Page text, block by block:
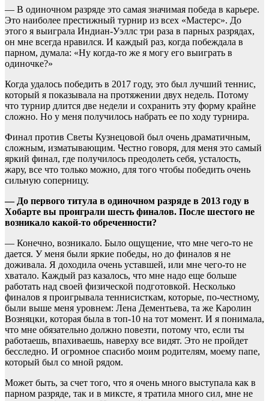
— В одиночном разряде это самая значимая победа в карьере.
Это наиболее престижный турнир из всех «Мастерс». До
этого я выиграла Индиан-Уэллс три раза в парных разрядах,
он мне всегда нравился. И каждый раз, когда побеждала в
парном, думала: «Ну когда-то же я могу его выиграть в
одиночке?»
Когда удалось победить в 2017 году, это был лучший теннис,
который я показывала на протяжении двух недель. Потому
что турнир длится две недели и сохранить эту форму крайне
сложно. Но у меня получилось набрать ее по ходу турнира.
Финал против Светы Кузнецовой был очень драматичным,
сложным, изматывающим. Честно говоря, для меня это самый
яркий финал, где получилось преодолеть себя, усталость,
жару, все что только можно, для того чтобы победить очень
сильную соперницу.
— До первого титула в одиночном разряде в 2013 году в
Хобарте вы проиграли шесть финалов. После шестого не
возникало какой-то обреченности?
— Конечно, возникало. Было ощущение, что мне чего-то не
дается. У меня были яркие победы, но до финалов я не
доживала. Я доходила очень уставшей, или мне чего-то не
хватало. Каждый раз казалось, что мне надо еще больше
работать над своей физической подготовкой. Несколько
финалов я проигрывала теннисисткам, которые, по-честному,
были выше меня уровнем: Лена Дементьева, та же Каролин
Возняцки, которая была в топ-10 на тот момент. И я понимала,
что мне обязательно должно повезти, потому что, если ты
работаешь, впахиваешь, наверху все видят. Это не пройдет
бесследно. И огромное спасибо моим родителям, моему папе,
который был со мной рядом.
Может быть, за счет того, что я очень много выступала как в
парном разряде, так и в миксте, я тратила много сил, мне не